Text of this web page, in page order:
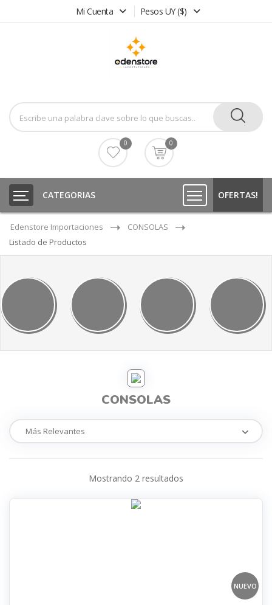
Mi Cuenta Pesos UY ($)
0 0
OFERTAS!
CATEGORIAS
Edenstore Importaciones
CONSOLAS
Listado de Productos
CONSOLAS
Mostrando 2 resultados
NUEVO